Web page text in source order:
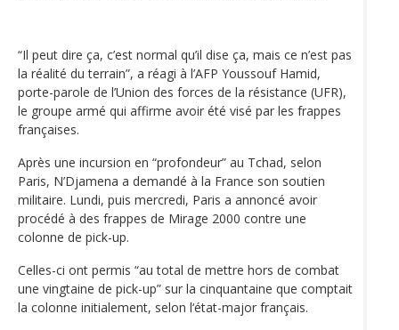
“Il peut dire ça, c’est normal qu’il dise ça, mais ce n’est pas
la réalité du terrain”, a réagi à l’AFP Youssouf Hamid,
porte-parole de l’Union des forces de la résistance (UFR),
le groupe armé qui affirme avoir été visé par les frappes
françaises.
Après une incursion en “profondeur” au Tchad, selon
Paris, N’Djamena a demandé à la France son soutien
militaire. Lundi, puis mercredi, Paris a annoncé avoir
procédé à des frappes de Mirage 2000 contre une
colonne de pick-up.
Celles-ci ont permis “au total de mettre hors de combat
une vingtaine de pick-up” sur la cinquantaine que comptait
la colonne initialement, selon l‘état-major français.